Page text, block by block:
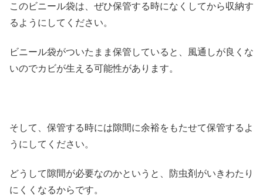
このビニール袋は、ぜひ保管する時になくしてから収納す
るようにしてください。
ビニール袋がついたまま保管していると、風通しが良くな
いのでカビが生える可能性があります。
そして、保管する時には隙間に余裕をもたせて保管するよ
うにしてください。
どうして隙間が必要なのかというと、防虫剤がいきわたり
にくくなるからです。